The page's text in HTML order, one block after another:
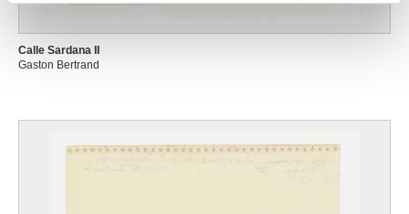
Calle Sardana II
Gaston Bertrand